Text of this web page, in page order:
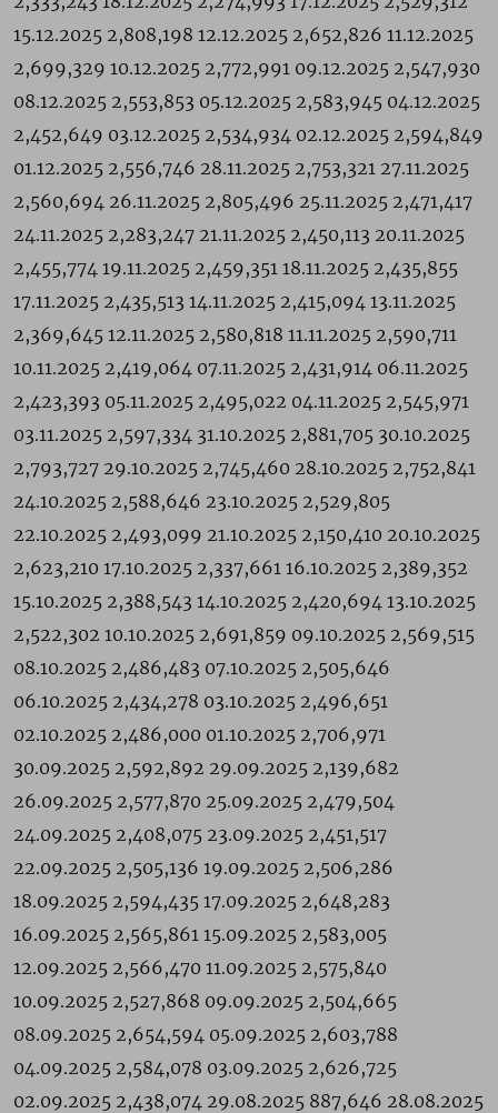
15.12.2025 2,808,198 12.12.2025 2,652,826 11.12.2025
2,699,329 10.12.2025 2,772,991 09.12.2025 2,547,930
08.12.2025 2,553,853 05.12.2025 2,583,945 04.12.2025
2,452,649 03.12.2025 2,534,934 02.12.2025 2,594,849
01.12.2025 2,556,746 28.11.2025 2,753,321 27.11.2025
2,560,694 26.11.2025 2,805,496 25.11.2025 2,471,417
24.11.2025 2,283,247 21.11.2025 2,450,113 20.11.2025
2,455,774 19.11.2025 2,459,351 18.11.2025 2,435,855
17.11.2025 2,435,513 14.11.2025 2,415,094 13.11.2025
2,369,645 12.11.2025 2,580,818 11.11.2025 2,590,711
10.11.2025 2,419,064 07.11.2025 2,431,914 06.11.2025
2,423,393 05.11.2025 2,495,022 04.11.2025 2,545,971
03.11.2025 2,597,334 31.10.2025 2,881,705 30.10.2025
2,793,727 29.10.2025 2,745,460 28.10.2025 2,752,841
24.10.2025 2,588,646 23.10.2025 2,529,805
22.10.2025 2,493,099 21.10.2025 2,150,410 20.10.2025
2,623,210 17.10.2025 2,337,661 16.10.2025 2,389,352
15.10.2025 2,388,543 14.10.2025 2,420,694 13.10.2025
2,522,302 10.10.2025 2,691,859 09.10.2025 2,569,515
08.10.2025 2,486,483 07.10.2025 2,505,646
06.10.2025 2,434,278 03.10.2025 2,496,651
02.10.2025 2,486,000 01.10.2025 2,706,971
30.09.2025 2,592,892 29.09.2025 2,139,682
26.09.2025 2,577,870 25.09.2025 2,479,504
24.09.2025 2,408,075 23.09.2025 2,451,517
22.09.2025 2,505,136 19.09.2025 2,506,286
18.09.2025 2,594,435 17.09.2025 2,648,283
16.09.2025 2,565,861 15.09.2025 2,583,005
12.09.2025 2,566,470 11.09.2025 2,575,840
10.09.2025 2,527,868 09.09.2025 2,504,665
08.09.2025 2,654,594 05.09.2025 2,603,788
04.09.2025 2,584,078 03.09.2025 2,626,725
02.09.2025 2,438,074 29.08.2025 887,646 28.08.2025